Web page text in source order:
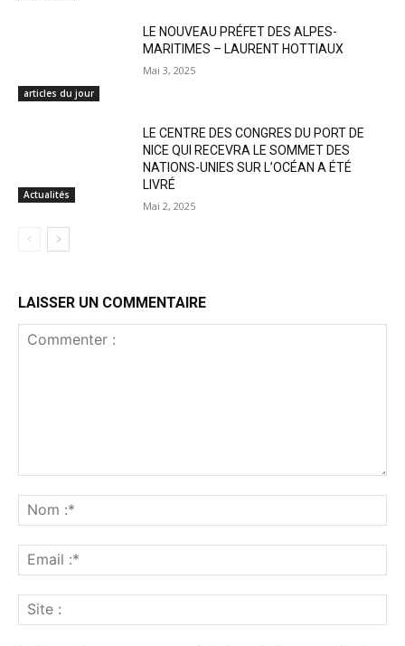
articles du jour
LE NOUVEAU PRÉFET DES ALPES-
MARITIMES – LAURENT HOTTIAUX
Mai 3, 2025
Actualités
LE CENTRE DES CONGRES DU PORT DE
NICE QUI RECEVRA LE SOMMET DES
NATIONS-UNIES SUR L’OCÉAN A ÉTÉ
LIVRÉ
Mai 2, 2025
LAISSER UN COMMENTAIRE
:*
:*
: